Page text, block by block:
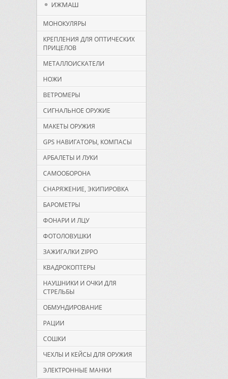
ИЖМАШ
МОНОКУЛЯРЫ
КРЕПЛЕНИЯ ДЛЯ ОПТИЧЕСКИХ
ПРИЦЕЛОВ
МЕТАЛЛОИСКАТЕЛИ
НОЖИ
ВЕТРОМЕРЫ
СИГНАЛЬНОЕ ОРУЖИЕ
МАКЕТЫ ОРУЖИЯ
GPS НАВИГАТОРЫ, КОМПАСЫ
АРБАЛЕТЫ И ЛУКИ
САМООБОРОНА
СНАРЯЖЕНИЕ, ЭКИПИРОВКА
БАРОМЕТРЫ
ФОНАРИ И ЛЦУ
ФОТОЛОВУШКИ
ЗАЖИГАЛКИ ZIPPO
КВАДРОКОПТЕРЫ
НАУШНИКИ И ОЧКИ ДЛЯ
СТРЕЛЬБЫ
ОБМУНДИРОВАНИЕ
РАЦИИ
СОШКИ
ЧЕХЛЫ И КЕЙСЫ ДЛЯ ОРУЖИЯ
ЭЛЕКТРОННЫЕ МАНКИ